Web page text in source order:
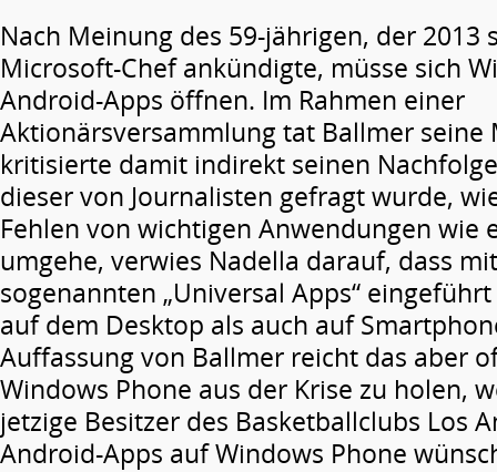
Nach Meinung des 59-jährigen, der 2013
Microsoft-Chef ankündigte, müsse sich
Android-Apps öffnen. Im Rahmen einer
Aktionärsversammlung tat Ballmer seine
kritisierte damit indirekt seinen
dieser von Journalisten gefragt wurde,
Fehlen von wichtigen Anwendungen wie
umgehe, verwies Nadella darauf, dass
sogenannten „Universal Apps“
auf dem Desktop als auch auf
Auffassung von Ballmer reicht das aber
Windows Phone aus der Krise zu holen,
jetzige Besitzer des Basketballclubs Los
Android-Apps auf Windows Phone